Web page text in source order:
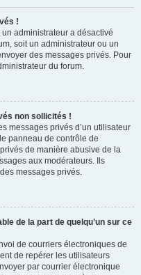
!
administrateur a désactivé
soit un administrateur ou un
des messages privés. Pour
du forum.
non sollicités !
messages privés d’un utilisateur
panneau de contrôle de
de manière abusive de la
aux modérateurs. Ils
messages privés.
de la part de quelqu’un sur ce
de courriers électroniques de
de repérer les utilisateurs
par courrier électronique